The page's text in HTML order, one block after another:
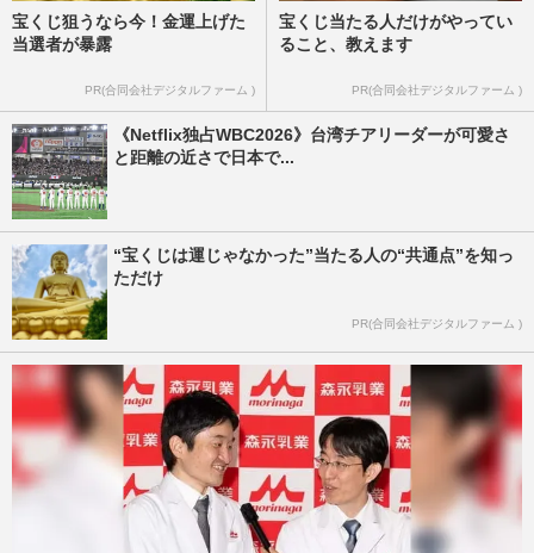
宝くじ狙うなら今！金運上げた
当選者が暴露
PR(合同会社デジタルファーム )
宝くじ当たる人だけがやってい
ること、教えます
PR(合同会社デジタルファーム )
《Netflix独占WBC2026》台湾チアリーダーが可愛さ
と距離の近さで日本で...
“宝くじは運じゃなかった”当たる人の“共通点”を知っ
ただけ
PR(合同会社デジタルファーム )